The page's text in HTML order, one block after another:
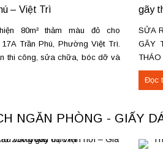
– Việt Trì
80m² thảm màu đỏ cho
Trần Phú, Phường Việt Trì.
thi công, sửa chữa, bóc dỡ và
cũ trên toàn khu vực Việt Trì,
loại thảm đang cung cấp Thảm
gãy
SỬA
GÃY
Ở HÀ
nhà
Đọc
NGĂN PHÒNG - GIẤY